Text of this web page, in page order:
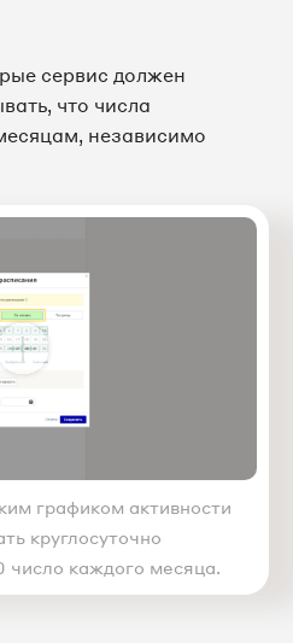
сервис должен
что числа
независимо
графиком активности
круглосуточно
число каждого месяца.